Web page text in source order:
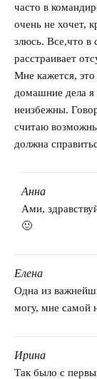
часто в
очень не хочет,
злюсь. Все,что в
расстраивает
Мне кажется,
домашние дела
неизбежны.
считаю
должна
Анна
говорит:
Ами,
🙂
Елена
говорит:
Одна из
могу, мне самой
Ирина
говорит:
Так было с